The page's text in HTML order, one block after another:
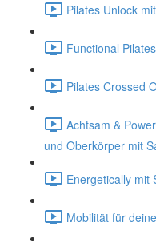
Pilates Unlock
Functional
Pilates Crossed
Achtsam &
und Oberkörper mit
Energetically mit
Mobilität für